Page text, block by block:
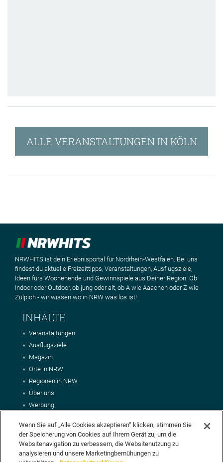
ALLE VERANSTALTUNGEN IN KÖLN
NRWHITS ist dein Erlebnisportal für Nordrhein-Westfalen. Bei uns
findest du aktuelle Freizeittipps, Veranstaltungen, Ausflugsziele,
Ideen fürs Wochenende und Gewinnspiele aus Deiner Region. Ob
Indoor oder Outdoor, ob jung oder alt, ob A wie Aaachen oder Z wie
Zülpich - wir wissen wo in NRW was los ist!
INHALTE
Veranstaltungen
Ausflugsziele
Magazin
Orte in NRW
Regionen in NRW
Über uns
Werbung
Impressum
AGB
Datenschutz
Wenn Sie auf „Alle Cookies akzeptieren“ klicken, stimmen Sie
der Speicherung von Cookies auf Ihrem Gerät zu, um die
Websitenavigation zu verbessern, die Websitenutzung zu
analysieren und unsere Marketingbemühungen zu